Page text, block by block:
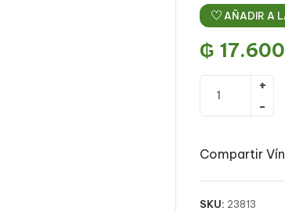
AÑADIR A
₲ 17.600
Compartir
SKU: 23813